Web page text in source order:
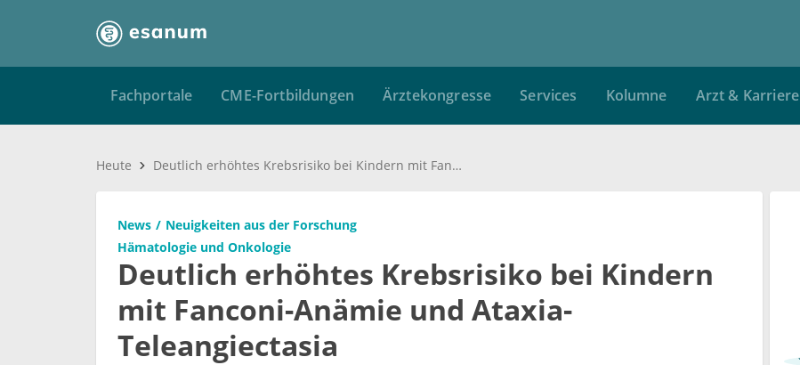
Fachportale CME-Fortbildungen Ärztekongresse Services Kolumne Arzt & Karriere
Heute Deutlich erhöhtes Krebsrisiko bei Kindern mit Fanconi-Anämie und Ataxia-Teleangiectasia
News
Neuigkeiten aus der Forschung
Hämatologie und Onkologie
Deutlich erhöhtes Krebsrisiko bei Kindern
mit Fanconi-Anämie und Ataxia-
Teleangiectasia